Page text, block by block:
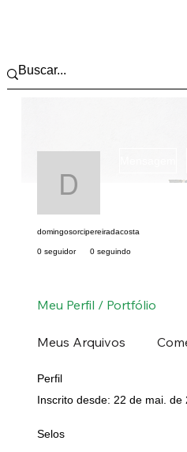
domingosorcipereiradacosta
0 seguidor 0 seguindo
Meu Perfil / Portfólio
Meus Arquivos
Perfil
Inscrito desde: 22 de mai. de
Selos